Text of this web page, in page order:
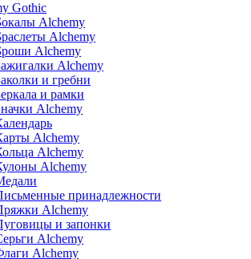
Gothic
Alchemy
Alchemy
Alchemy
Alchemy
и гребни
и рамки
Alchemy
Alchemy
Alchemy
Alchemy
принадлежности
Alchemy
и запонки
Alchemy
Alchemy